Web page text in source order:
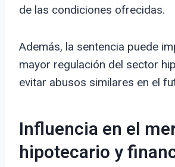
de las condiciones ofrecidas.
Además, la sentencia puede
mayor regulación del sector
evitar abusos similares en el
Influencia en el
hipotecario y